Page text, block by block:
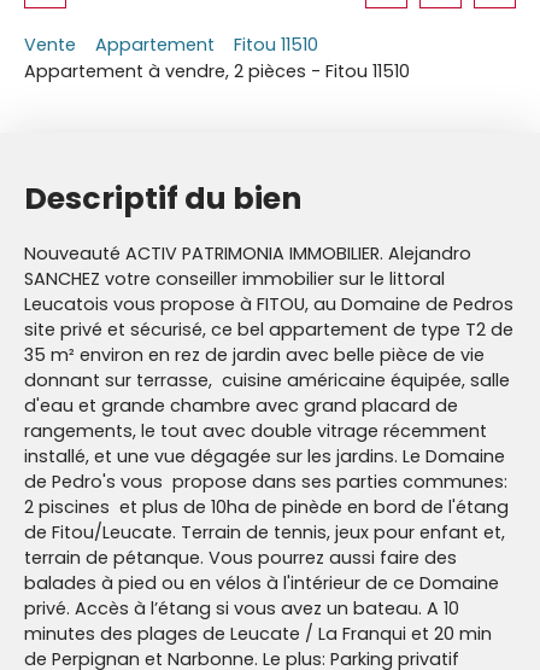
Vente Appartement
Fitou 11510
Appartement à vendre, 2 pièces - Fitou 11510
Descriptif du bien
Nouveauté ACTIV PATRIMONIA IMMOBILIER. Alejandro
SANCHEZ votre conseiller immobilier sur le littoral
Leucatois vous propose à FITOU, au Domaine de Pedros
site privé et sécurisé, ce bel appartement de type T2 de
35 m² environ en rez de jardin avec belle pièce de vie
donnant sur terrasse, cuisine américaine équipée, salle
d'eau et grande chambre avec grand placard de
rangements, le tout avec double vitrage récemment
installé, et une vue dégagée sur les jardins. Le Domaine
de Pedro's vous propose dans ses parties communes:
2 piscines et plus de 10ha de pinède en bord de l'étang
de Fitou/Leucate. Terrain de tennis, jeux pour enfant et,
terrain de pétanque. Vous pourrez aussi faire des
balades à pied ou en vélos à l'intérieur de ce Domaine
privé. Accès à l’étang si vous avez un bateau. A 10
minutes des plages de Leucate / La Franqui et 20 min
de Perpignan et Narbonne. Le plus: Parking privatif